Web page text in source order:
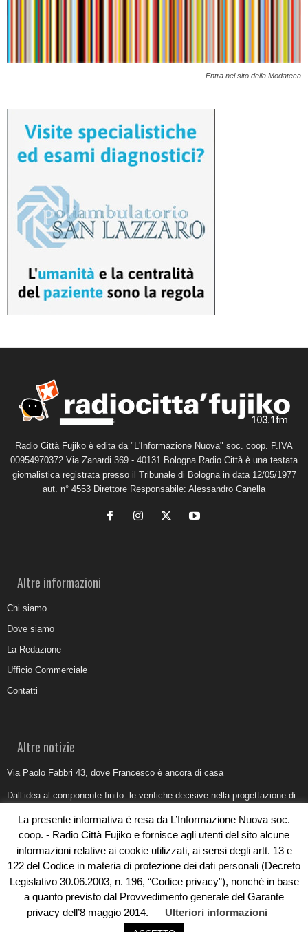
Entra nel sito della Modateca
Radio Città Fujiko è edita da "L'Informazione Nuova" soc. coop. P.IVA
00954970372 Via Zanardi 369 - 40131 Bologna Radio Città è una testata
giornalistica registrata presso il Tribunale di Bologna in data 12/05/1977
aut. n° 4553 Direttore Responsabile: Alessandro Canella
Altre informazioni
Chi siamo
Dove siamo
La Redazione
Ufficio Commerciale
Contatti
Altre notizie
Via Paolo Fabbri 43, dove Francesco è ancora di casa
Dall’idea al componente finito: le verifiche decisive nella progettazione di
Belvedere Marittimo e il report ARPACAL 2026 sulla qualità del mare
Come organizzare e allestire una camera ardente per l’ultimo saluto
Umidità di risalita in casa, come riconoscere i segnali veri
La presente informativa è resa da L’Informazione Nuova soc.
coop. - Radio Città Fujiko e fornisce agli utenti del sito alcune
informazioni relative ai cookie utilizzati, ai sensi degli artt. 13 e
122 del Codice in materia di protezione dei dati personali (Decreto
Legislativo 30.06.2003, n. 196, “Codice privacy”), nonché in base
a quanto previsto dal Provvedimento generale del Garante
privacy dell’8 maggio 2014.
Ulteriori informazioni